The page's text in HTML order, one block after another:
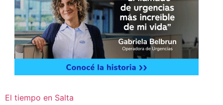
El tiempo en Salta